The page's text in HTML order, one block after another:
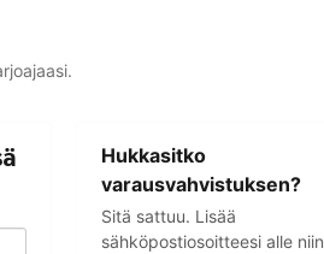
Hukkasitko
varausvahvistuksen?
Sitä sattuu. Lisää
sähköpostiosoitteesi alle niin